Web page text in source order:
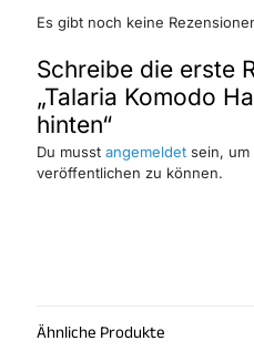
Es gibt noch keine
Schreibe die erste
„Talaria Komodo
hinten“
Du musst angemeldet sein, um
veröffentlichen zu können.
Ähnliche Produkte